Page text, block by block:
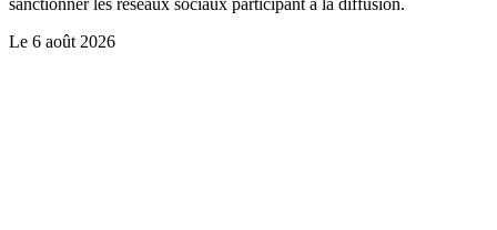
Le 6 août 2026